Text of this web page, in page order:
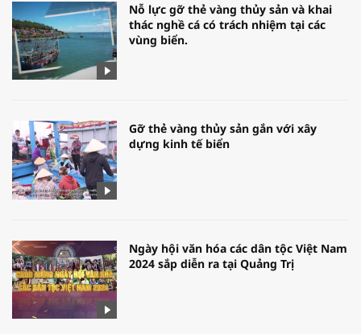
Nỗ lực gỡ thẻ vàng thủy sản và khai
thác nghề cá có trách nhiệm tại các
vùng biển.
Gỡ thẻ vàng thủy sản gắn với xây
dựng kinh tế biển
Ngày hội văn hóa các dân tộc Việt Nam
2024 sắp diễn ra tại Quảng Trị